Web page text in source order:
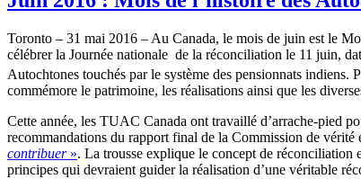
Toronto – 31 mai 2016 – Au Canada, le mois de juin est le
célébrer la Journée nationale de la réconciliation le 11 juin,
Autochtones touchés par le système des pensionnats indiens.
commémore le patrimoine, les réalisations ainsi que les
Cette année, les TUAC Canada ont travaillé d’arrache-pied
recommandations du rapport final de la Commission de
contribuer». La trousse explique le concept de réconciliation
principes qui devraient guider la réalisation d’une véritable